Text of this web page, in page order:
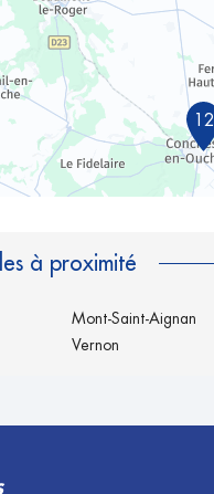
12
à proximité
Mont-Saint-Aignan
Vernon